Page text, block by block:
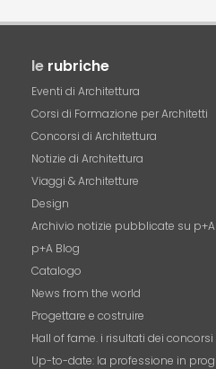
le rubriche
Eventi di Architettura
Corsi di Formazione per Architetti
Concorsi di Architettura
Notizie di Architettura
Viaggi & Architetture
Design
Archivio notizie pubblicate su p+A
p+A Blog
Catalogo
News from the world
Progettare e costruire
Hall of fame. i risultati dei concorsi
Up-to-date: la professione in